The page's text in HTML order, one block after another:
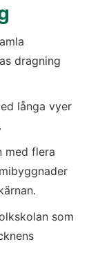
dragning
långa vyer
med flera
som